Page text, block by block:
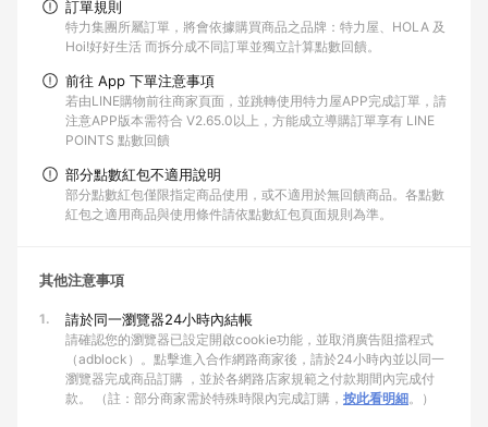
訂單規則
特力集團所屬訂單，將會依據購買商品之品牌：特力屋、HOLA 及
Hoi!好好生活 而拆分成不同訂單並獨立計算點數回饋。
前往 App 下單注意事項
若由LINE購物前往商家頁面，並跳轉使用特力屋APP完成訂單，請
注意APP版本需符合 V2.65.0以上，方能成立導購訂單享有 LINE
POINTS 點數回饋
部分點數紅包不適用說明
部分點數紅包僅限指定商品使用，或不適用於無回饋商品。各點數
紅包之適用商品與使用條件請依點數紅包頁面規則為準。
其他注意事項
1. 請於同一瀏覽器24小時內結帳
請確認您的瀏覽器已設定開啟cookie功能，並取消廣告阻擋程式
（adblock）。點擊進入合作網路商家後，請於24小時內並以同一
瀏覽器完成商品訂購 ，並於各網路店家規範之付款期間內完成付
款。 （註：部分商家需於特殊時限內完成訂購， 按此看明細。）